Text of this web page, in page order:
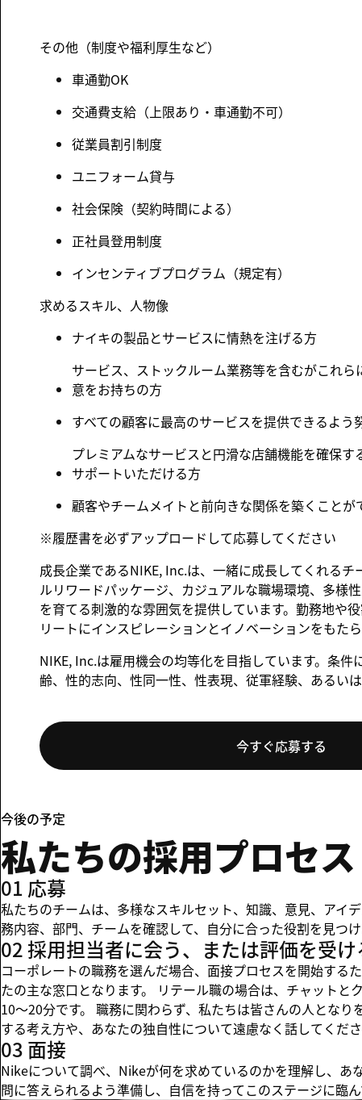
その他（制度や福利厚生など）
車通勤OK
交通費支給（上限あり・ 車通勤不可）
従業員割引制度
ユニフォーム貸与
社会保険（契約時間による）
正社員登用制度
インセンティブプログラム（規定有）
求めるスキル、人物像
ナイキの製品とサービスに情熱を注げる方
サービス、ストックルーム業務等を含むがこれ
意をお持ちの方
すべての顧客に最高のサービスを提供できるよう
プレミアムなサービスと円滑な店舗機能を確保
サポートいただける方
顧客やチームメイトと前向きな関係を築くことが
※履歴書を必ずアップロードして応募してください
成長企業であるNIKE, Inc.は、一緒に成長してくれる
ルリワードパッケージ、カジュアルな職場環境、多様
を育てる刺激的な雰囲気を提供しています。勤務地や
リートにインスピレーションとイノベーションをもた
NIKE, Inc.は雇用機会の均等化を目指しています。条
齢、性的志向、性同一性、性表現、従軍経験、あるい
今すぐ応募する
今後の予定
私たちの採用プロセス
01 応募
私たちのチームは、多様なスキルセット、知識、意見、アイ
務内容、部門、チームを確認して、自分に合った役割を見つけ
02 採用担当者に会う、または評価を受け
コーポレートの職務を選んだ場合、面接プロセスを開始する
たの主な窓口となります。 リテール職の場合は、チャット
10～20分です。 職務に関わらず、私たちは皆さんの人とな
する考え方や、あなたの独自性について遠慮なく話してくださ
03 面接
Nikeについて調べ、Nikeが何を求めているのかを理解し、
問に答えられるよう準備し、自信を持ってこのステージに臨ん